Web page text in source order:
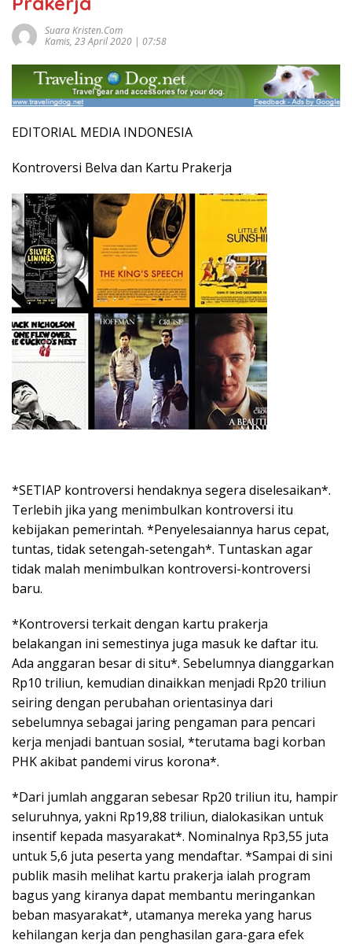
Suara Kristen.com
Kamis, 23 April 2020 | 07:58
EDITORIAL MEDIA INDONESIA
Kontroversi Belva dan Kartu Prakerja
*SETIAP kontroversi hendaknya segera diselesaikan*.
Terlebih jika yang menimbulkan kontroversi itu
kebijakan pemerintah. *Penyelesaiannya harus cepat,
tuntas, tidak setengah-setengah*. Tuntaskan agar
tidak malah menimbulkan kontroversi-kontroversi
baru.
*Kontroversi terkait dengan kartu prakerja
belakangan ini semestinya juga masuk ke daftar itu.
Ada anggaran besar di situ*. Sebelumnya dianggarkan
Rp10 triliun, kemudian dinaikkan menjadi Rp20 triliun
seiring dengan perubahan orientasinya dari
sebelumnya sebagai jaring pengaman para pencari
kerja menjadi bantuan sosial, *terutama bagi korban
PHK akibat pandemi virus korona*.
*Dari jumlah anggaran sebesar Rp20 triliun itu, hampir
seluruhnya, yakni Rp19,88 triliun, dialokasikan untuk
insentif kepada masyarakat*. Nominalnya Rp3,55 juta
untuk 5,6 juta peserta yang mendaftar. *Sampai di sini
publik masih melihat kartu prakerja ialah program
bagus yang kiranya dapat membantu meringankan
beban masyarakat*, utamanya mereka yang harus
kehilangan kerja dan penghasilan gara-gara efek